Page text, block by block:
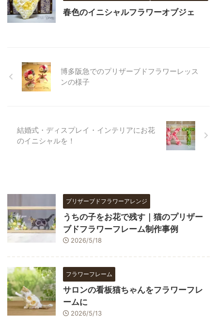
春色のイニシャルフラワーオブジェ
博多阪急でのプリザーブドフラワーレッス
ンの様子
結婚式・ディスプレイ・インテリアにお花
のイニシャルを！
プリザーブドフラワーアレンジ
うちの子をお花で残す｜猫のプリザー
ブドフラワーフレーム制作事例
2026/5/18
フラワーフレーム
サロンの看板猫ちゃんをフラワーフレ
ームに
2026/5/13